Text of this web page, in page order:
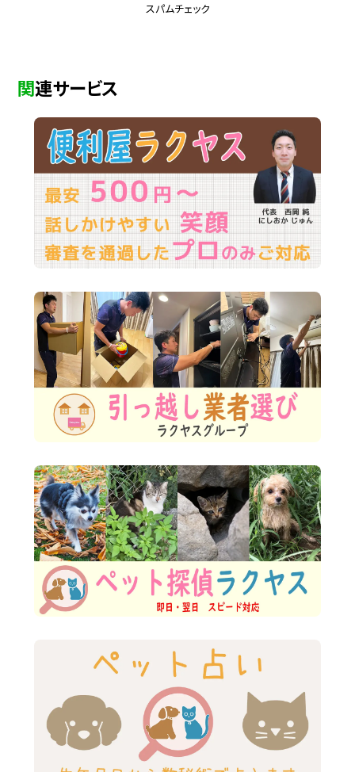
スパムチェック
関連サービス